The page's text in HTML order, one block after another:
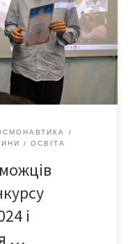
Урочисте
річчя створення
з хвилини
за незалежність
ОСВІТА
і
…